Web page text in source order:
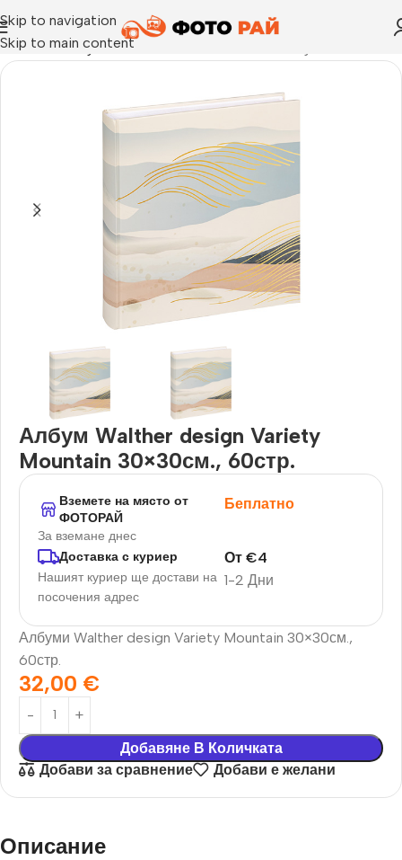
Skip to navigation
Skip to main content
Начало›Албум за залепване на снимки
Албум Walther design Variety
Mountain 30×30см., 60стр.
Вземете на място от
ФОТОРАЙ
За вземане днес
Беплатно
Доставка с куриер
Нашият куриер ще достави на
посочения адрес
1-2 Дни
От€4
Албуми Walther design Variety Mountain 30×30см.,
60стр.
32,00 €
Добавяне В Количката
Добави за сравнение
Добави е желани
Описание